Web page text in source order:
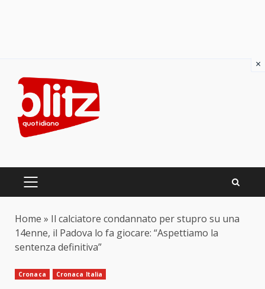
content
PRIMARY
Home » Il calciatore condannato per stupro su una
14enne, il Padova lo fa giocare: “Aspettiamo la
sentenza definitiva”
Cronaca Cronaca Italia
×